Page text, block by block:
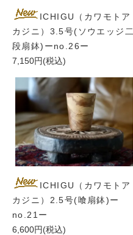
ICHIGU（カワモトア
カジニ）3.5号(ソウエッジ二
段扇鉢)ーno.26ー
7,150円(税込)
ICHIGU（カワモトア
カジニ）2.5号(喰扇鉢)ー
no.21ー
6,600円(税込)